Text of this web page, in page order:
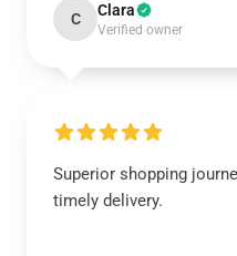
C Clara
Verified owner
Superior shopping
timely delivery.